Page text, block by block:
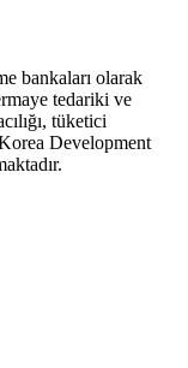
bankaları olarak
tedariki ve
tüketici
Development